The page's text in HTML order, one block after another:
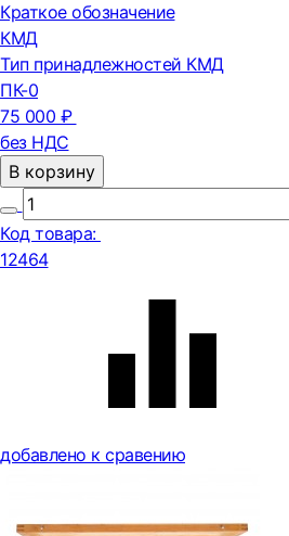
Краткое обозначение
КМД
Тип принадлежностей КМД
ПК-0
75 000 ₽
без НДС
В корзину
Код товара:
12464
добавлено к сравению